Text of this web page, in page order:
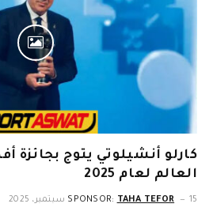
كارلو أنشيلوتي يتوج بجائزة
العالم لعام 2025
SPONSOR: TAHA TEFOR 15 سبتمبر، 2025